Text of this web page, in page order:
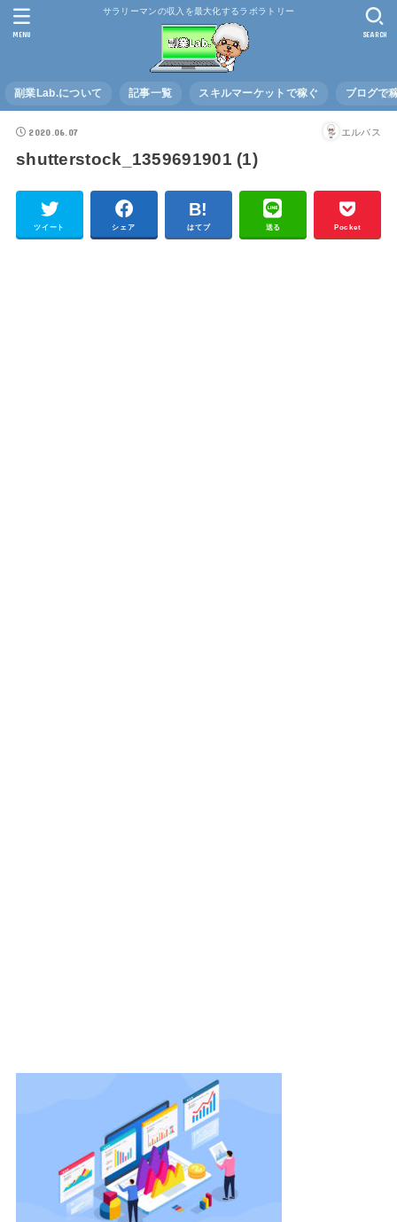
サラリーマンの収入を最大化するラボラトリー
副業Lab.について 記事一覧 スキルマーケットで稼ぐ ブログで
SEARCH
MENU
2020.06.07 エルバス
shutterstock_1359691901 (1)
ツイート シェア はてブ 送る Pocket